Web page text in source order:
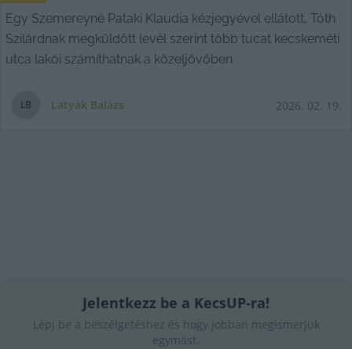
Egy Szemereyné Pataki Klaudia kézjegyével ellátott, Tóth
Szilárdnak megküldött levél szerint több tucat kecskeméti
utca lakói számíthatnak a közeljövőben
LB Latyák Balázs 2026. 02. 19.
Jelentkezz be a KecsUP-ra!
Lépj be a beszélgetéshez és hogy jobban megismerjük
egymást.